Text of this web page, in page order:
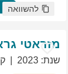
להשוואה
מזראטי
שנת:
2023